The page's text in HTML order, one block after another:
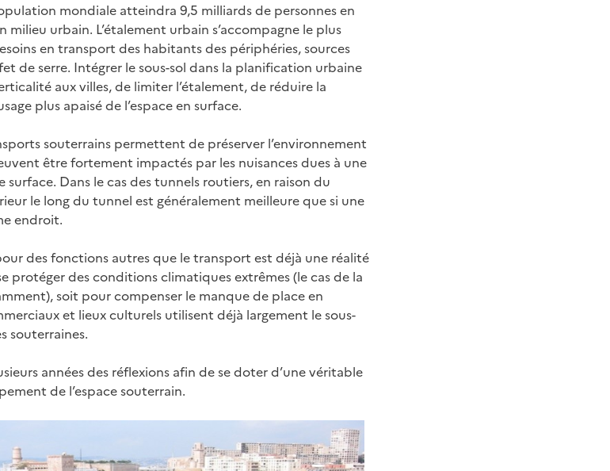
mondiale atteindra 9,5 milliards de personnes en
urbain. L’étalement urbain s’accompagne le plus
en transport des habitants des périphéries, sources
de serre. Intégrer le sous-sol dans la planification urbaine
aux villes, de limiter l’étalement, de réduire la
plus apaisé de l’espace en surface.
souterrains permettent de préserver l’environnement
être fortement impactés par les nuisances dues à une
Dans le cas des tunnels routiers, en raison du
le long du tunnel est généralement meilleure que si une
endroit.
des fonctions autres que le transport est déjà une réalité
protéger des conditions climatiques extrêmes (le cas de la
soit pour compenser le manque de place en
et lieux culturels utilisent déjà largement le sous-
souterraines.
années des réflexions afin de se doter d’une véritable
de l’espace souterrain.